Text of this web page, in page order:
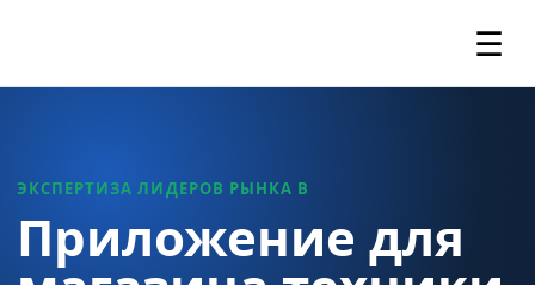
☰
ЭКСПЕРТИЗА ЛИДЕРОВ РЫНКА В
Приложение для